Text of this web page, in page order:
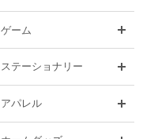
ゲーム
ステーショナリー
アパレル